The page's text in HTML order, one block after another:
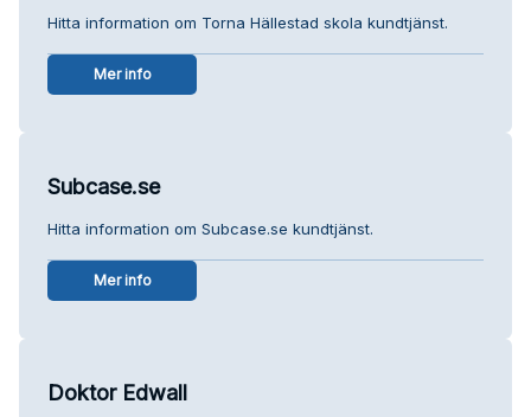
Hitta information om Torna Hällestad skola kundtjänst.
Mer info
Subcase.se
Hitta information om Subcase.se kundtjänst.
Mer info
Doktor Edwall